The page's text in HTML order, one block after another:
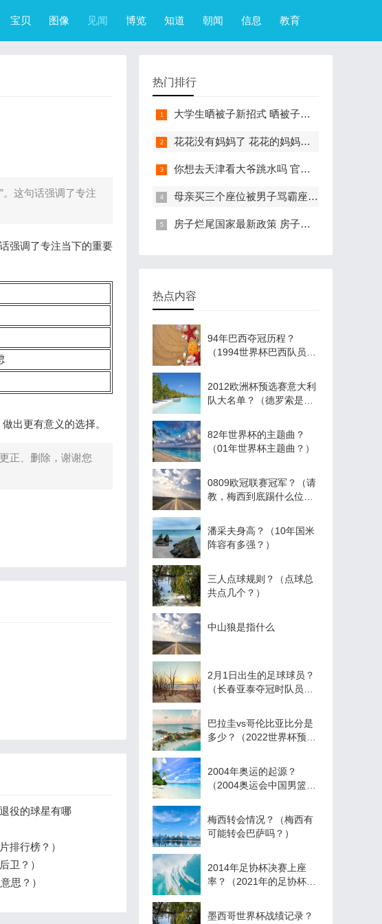
宝贝 图像 见闻 博览 知道 朝闻 信息 教育
。这句话强调了专注
强调了专注当下的重要
出更有意义的选择。
正、删除，谢谢您
役的球星有哪
排行榜？）
卫？）
思？）
热门排行
大学生晒被子新招式 晒被子新花样实在太机智
花花没有妈妈了 花花的妈妈是哪只大熊猫
你想去天津看大爷跳水吗 官方回应天津大爷跳水成打卡点
母亲买三个座位被男子骂霸座 女子买3个座位被无座大爷骂哭怎么回事
房子烂尾国家最新政策 房子烂尾了该找哪个部门解决?
热点内容
94年巴西夺冠历程？
（1994世界杯巴西队员名
2012欧洲杯预选赛意大利
队大名单？（德罗索是哪
82年世界杯的主题曲？
（01年世界杯主题曲？）
0809欧冠联赛冠军？（请
教，梅西到底踢什么位
潘采夫身高？（10年国米
阵容有多强？）
三人点球规则？（点球总
共点几个？）
中山狼是指什么
2月1日出生的足球球员？
（长春亚泰夺冠时队员名
巴拉圭vs哥伦比亚比分是
多少？（2022世界杯预选
2004年奥运的起源？
（2004奥运会中国男篮所
梅西转会情况？（梅西有
可能转会巴萨吗？）
2014年足协杯决赛上座
率？（2021年的足协杯是
墨西哥世界杯战绩记录？